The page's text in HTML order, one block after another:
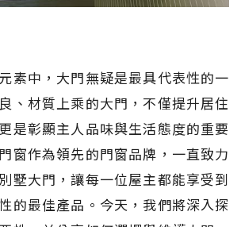
素中，大門無疑是最具代表性的一
、材質上乘的大門，不僅提升居住
是彰顯主人品味與生活態度的重要
窗作為領先的門窗品牌，一直致力
墅大門，讓每一位屋主都能享受到
的最佳產品。今天，我們將深入探